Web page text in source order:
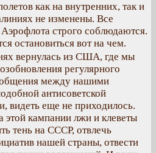
как на внутренних, так и
не изменены. Все
строго соблюдаются.
остановиться вот на чем.
вернулась из США, где мы
регулярного
между нашими
антисоветской
видеть еще не приходилось.
этой кампании лжи и клеветы
тень на СССР, отвлечь
нашей страны, отвести